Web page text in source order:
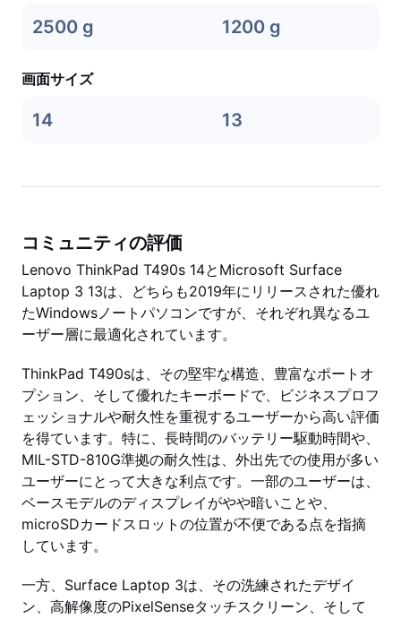
2500 g 1200 g
画面サイズ
14 13
コミュニティの評価
Lenovo ThinkPad T490s 14とMicrosoft Surface
Laptop 3 13は、どちらも2019年にリリースされた優れ
たWindowsノートパソコンですが、それぞれ異なるユ
ーザー層に最適化されています。
ThinkPad T490sは、その堅牢な構造、豊富なポートオ
プション、そして優れたキーボードで、ビジネスプロフ
ェッショナルや耐久性を重視するユーザーから高い評価
を得ています。特に、長時間のバッテリー駆動時間や、
MIL-STD-810G準拠の耐久性は、外出先での使用が多い
ユーザーにとって大きな利点です。一部のユーザーは、
ベースモデルのディスプレイがやや暗いことや、
microSDカードスロットの位置が不便である点を指摘
しています。
一方、Surface Laptop 3は、その洗練されたデザイ
ン、高解像度のPixelSenseタッチスクリーン、そして